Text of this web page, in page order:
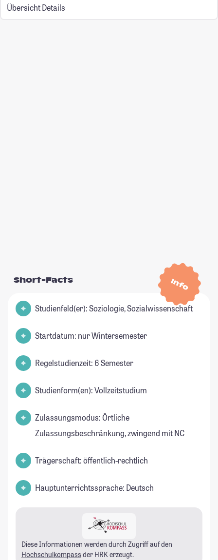
Übersicht Details
Info
Short-Facts
Studienfeld(er): Soziologie, Sozialwissenschaft
Startdatum: nur Wintersemester
Regelstudienzeit: 6 Semester
Studienform(en): Vollzeitstudium
Zulassungsmodus: Örtliche
Zulassungsbeschränkung, zwingend mit NC
Trägerschaft: öffentlich-rechtlich
Hauptunterrichtssprache: Deutsch
Diese Informationen werden durch Zugriff auf den
Hochschulkompass der HRK erzeugt.